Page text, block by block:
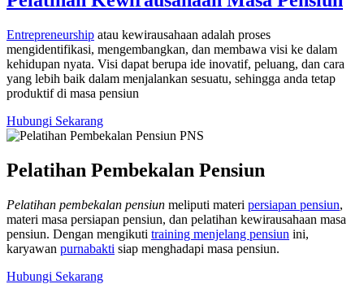
Entrepreneurship atau kewirausahaan adalah proses
mengidentifikasi, mengembangkan, dan membawa visi ke dalam
kehidupan nyata. Visi dapat berupa ide inovatif, peluang, dan cara
yang lebih baik dalam menjalankan sesuatu, sehingga anda tetap
produktif di masa pensiun
Hubungi Sekarang
Pelatihan Pembekalan Pensiun
Pelatihan pembekalan pensiun meliputi materi persiapan pensiun,
materi masa persiapan pensiun, dan pelatihan kewirausahaan masa
pensiun. Dengan mengikuti training menjelang pensiun ini,
karyawan purnabakti siap menghadapi masa pensiun.
Hubungi Sekarang